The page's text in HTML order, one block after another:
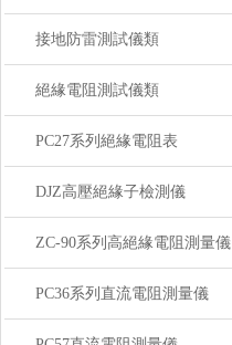
接地防雷測試儀類
絕緣電阻測試儀類
PC27系列絕緣電阻表
DJZ高壓絕緣子檢測儀
ZC-90系列高絕緣電阻測量儀
PC36系列直流電阻測量儀